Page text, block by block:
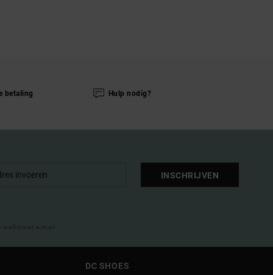
betaling Hulp nodig?
INSCHRIJVEN
e-mail
DC SHOES